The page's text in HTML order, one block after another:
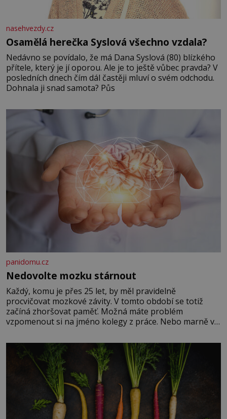
nasehvezdy.cz
Osamělá herečka Syslová všechno vzdala?
Nedávno se povídalo, že má Dana Syslová (80) blízkého
přítele, který je jí oporou. Ale je to ještě vůbec pravda? V
posledních dnech čím dál častěji mluví o svém odchodu.
Dohnala ji snad samota? Půs
panidomu.cz
Nedovolte mozku stárnout
Každý, komu je přes 25 let, by měl pravidelně
procvičovat mozkové závity. V tomto období se totiž
začíná zhoršovat paměť. Možná máte problém
vzpomenout si na jméno kolegy z práce. Nebo marně v
Je to opravdu tak, s věkem jako kdyby se paměť
rozhodla stávkovat. Cvičte